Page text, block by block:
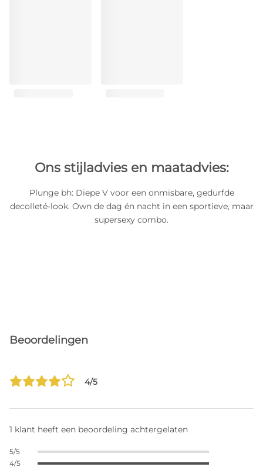
Ons stijladvies en maatadvies:
Plunge bh: Diepe V voor een onmisbare, gedurfde
decolleté-look. Own de dag én nacht in een sportieve, maar
supersexy combo.
Beoordelingen
4/5
1 klant heeft een beoordeling achtergelaten
5/5
4/5